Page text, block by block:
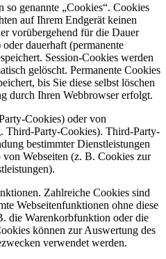
so genannte „Cookies“. Cookies
auf Ihrem Endgerät keinen
vorübergehend für die Dauer
dauerhaft (permanente
Session-Cookies werden
gelöscht. Permanente Cookies
bis Sie diese selbst löschen
durch Ihren Webbrowser erfolgt.
Cookies) oder von
Third-Party-Cookies). Third-Party-
bestimmter Dienstleistungen
Webseiten (z. B. Cookies zur
Zahlreiche Cookies sind
Webseitenfunktionen ohne diese
die Warenkorbfunktion oder die
können zur Auswertung des
verwendet werden.